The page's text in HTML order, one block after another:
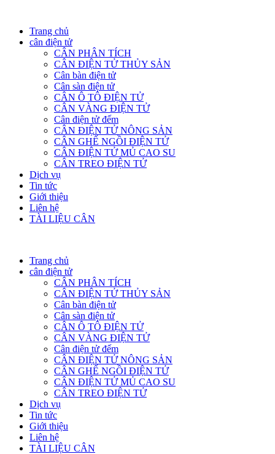
Trang chủ
cân điện tử
CÂN PHÂN TÍCH
CÂN ĐIỆN TỬ THỦY SẢN
Cân bàn điện tử
Cân sàn điện tử
CÂN Ô TÔ ĐIỆN TỬ
CÂN VÀNG ĐIỆN TỬ
Cân điện tử đếm
CÂN ĐIỆN TỬ NÔNG SẢN
CÂN GHẾ NGỒI ĐIỆN TỬ
CÂN ĐIỆN TỬ MỦ CAO SU
CÂN TREO ĐIỆN TỬ
Dịch vụ
Tin tức
Giới thiệu
Liên hệ
TÀI LIỆU CÂN
Trang chủ
cân điện tử
CÂN PHÂN TÍCH
CÂN ĐIỆN TỬ THỦY SẢN
Cân bàn điện tử
Cân sàn điện tử
CÂN Ô TÔ ĐIỆN TỬ
CÂN VÀNG ĐIỆN TỬ
Cân điện tử đếm
CÂN ĐIỆN TỬ NÔNG SẢN
CÂN GHẾ NGỒI ĐIỆN TỬ
CÂN ĐIỆN TỬ MỦ CAO SU
CÂN TREO ĐIỆN TỬ
Dịch vụ
Tin tức
Giới thiệu
Liên hệ
TÀI LIỆU CÂN